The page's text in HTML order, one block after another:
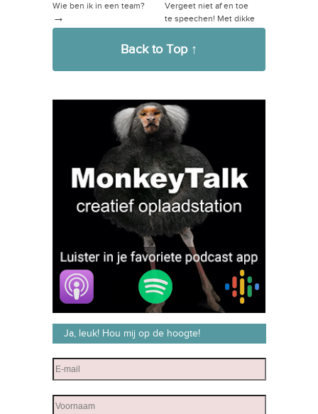
Wie ben ik in een team?
→
Vergeet niet af en toe
te speechen! Met dikke
→
Back to Top ↑
Ja, leuk! Hou mij op de hoogte!